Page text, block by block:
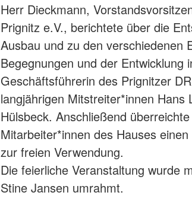
Herr Dieckmann,
Prignitz e.V., berichtete über die
Ausbau und zu den verschiedenen
Begegnungen und der
Geschäftsführerin des Prignitzer
langjährigen Mitstreiter*innen
Hülsbeck. Anschließend
Mitarbeiter*innen des Hauses
zur freien Verwendung.
Die feierliche Veranstaltung wurde
Stine Jansen umrahmt.